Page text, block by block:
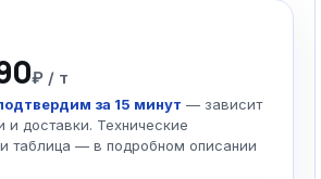
₽ / т
за 15 минут — зависит
и доставки. Технические
таблица — в подробном описании